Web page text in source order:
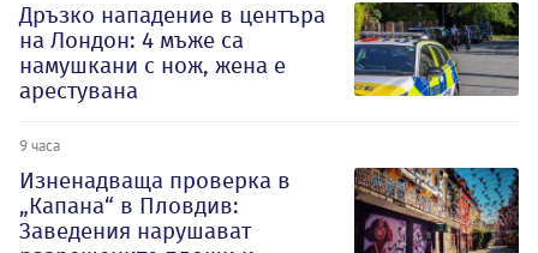
Дръзко нападение в центъра
на Лондон: 4 мъже са
намушкани с нож, жена е
арестувана
9 часа
Изненадваща проверка в
„Капана“ в Пловдив:
Заведения нарушават